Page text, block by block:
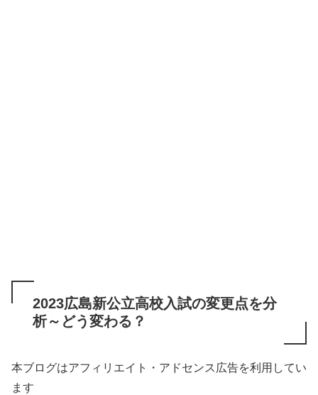
2023広島新公立高校入試の変更点を分
析～どう変わる？
本ブログはアフィリエイト・アドセンス広告を利用してい
ます